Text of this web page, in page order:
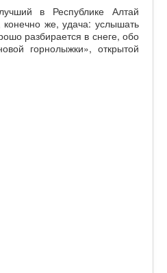
в Республике Алтай
же, удача: услышать
разбирается в снеге, обо
горнолыжки», открытой